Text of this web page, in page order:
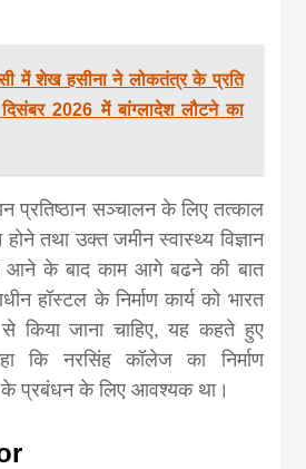
में शेख हसीना ने लोकतंत्र के प्रति
दिसंबर 2026 में बांग्लादेश लौटने का
प्रतिष्ठान सञ्चालन के लिए तत्काल
हाेने तथा उक्त जमीन स्वास्थ्य विज्ञान
आने के बाद काम आगे बढने की बात
हॉस्टल के निर्माण कार्य को भारत
किया जाना चाहिए, यह कहते हुए
कि नरसिंह कॉलेज का निर्माण
के प्रबंधन के लिए आवश्यक था।